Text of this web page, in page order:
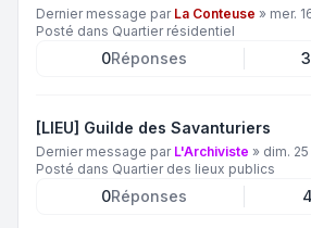
Dernier message par La Conteuse » mer.
Posté dans Quartier résidentiel
0Réponses
[LIEU] Guilde des Savanturiers
Dernier message par L'Archiviste » dim. 25
Posté dans Quartier des lieux publics
0Réponses